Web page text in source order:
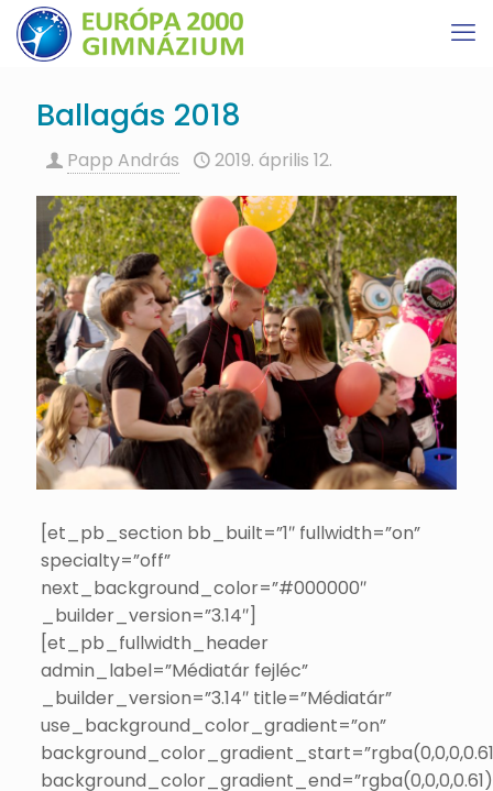
Ballagás 2018
Papp András 2019. április 12.
[et_pb_section bb_built=”1″ fullwidth=”on”
specialty=”off”
next_background_color=”#000000″
_builder_version=”3.14″]
[et_pb_fullwidth_header
admin_label=”Médiatár fejléc”
_builder_version=”3.14″ title=”Médiatár”
use_background_color_gradient=”on”